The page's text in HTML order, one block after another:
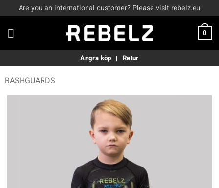
to
content
Are you an international customer? Please visit rebelz.eu
0
Ångra köp Retur
RASHGUARDS